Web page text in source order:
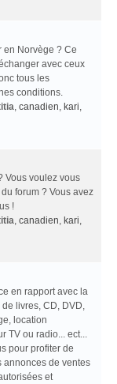
en Norvège ? Ce
avec ceux
tous les
conditions.
, canadien, kari,
Vous voulez vous
forum ? Vous avez
!
, canadien, kari,
en rapport avec la
livres, CD, DVD,
location
TV ou radio... ect...
pour profiter de
annonces de ventes
et